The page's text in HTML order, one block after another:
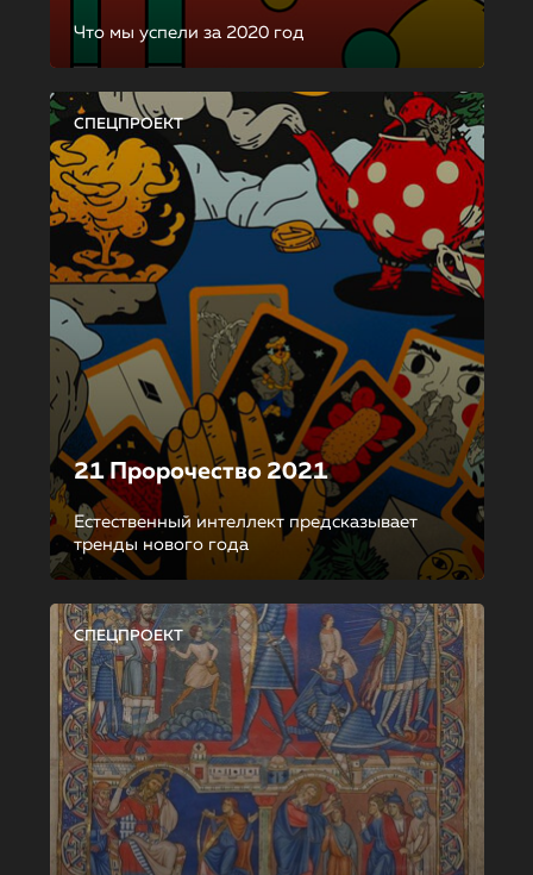
Что мы успели за 2020 год
СПЕЦПРОЕКТ
21 Пророчество 2021
Естественный интеллект предсказывает
тренды нового года
СПЕЦПРОЕКТ